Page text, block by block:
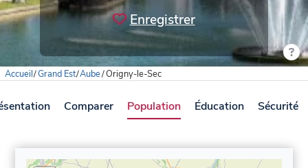
Enregistrer
Accueil/Grand Est/Aube/Origny-le-Sec
Comparer Population Éducation Sécurité